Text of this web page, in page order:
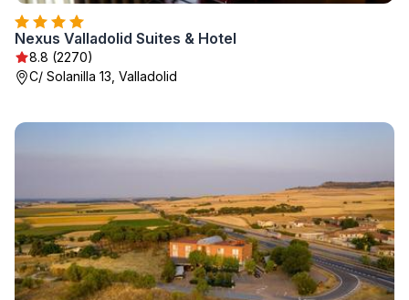
Nexus Valladolid Suites & Hotel
8.8 (2270)
C/ Solanilla 13, Valladolid